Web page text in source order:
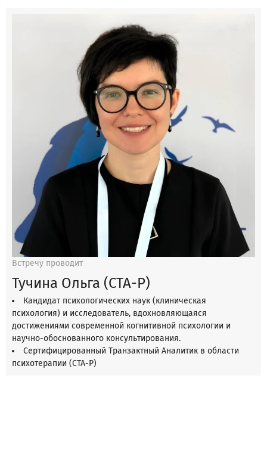
Встречу проводит
Тучина Ольга (СТА-Р)
Кандидат психологических наук (клиническая
психология) и исследователь, вдохновляющаяся
достижениями современной когнитивной психологии и
научно-обоснованного консультирования.
Сертифицированный Транзактный Аналитик в области
психотерапии (СТА-Р)